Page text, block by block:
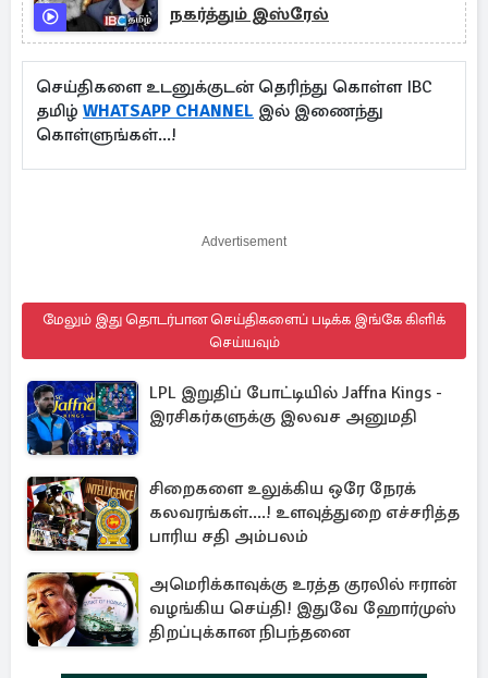
நகர்த்தும் இஸ்ரேல்
செய்திகளை உடனுக்குடன் தெரிந்து கொள்ள IBC
தமிழ் WHATSAPP CHANNEL இல் இணைந்து
கொள்ளுங்கள்...!
Advertisement
மேலும் இது தொடர்பான செய்திகளைப் படிக்க இங்கே கிளிக்
செய்யவும்
LPL இறுதிப் போட்டியில் Jaffna Kings -
இரசிகர்களுக்கு இலவச அனுமதி
சிறைகளை உலுக்கிய ஒரே நேரக்
கலவரங்கள்....! உளவுத்துறை எச்சரித்த
பாரிய சதி அம்பலம்
அமெரிக்காவுக்கு உரத்த குரலில் ஈரான்
வழங்கிய செய்தி! இதுவே ஹோர்முஸ்
திறப்புக்கான நிபந்தனை